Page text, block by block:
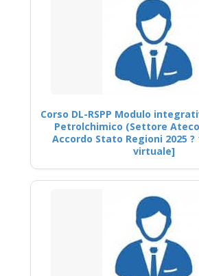
Corso DL-RSPP Modulo
Petrolchimico (Settore Ateco
Accordo Stato Regioni 2025 ?
virtuale]